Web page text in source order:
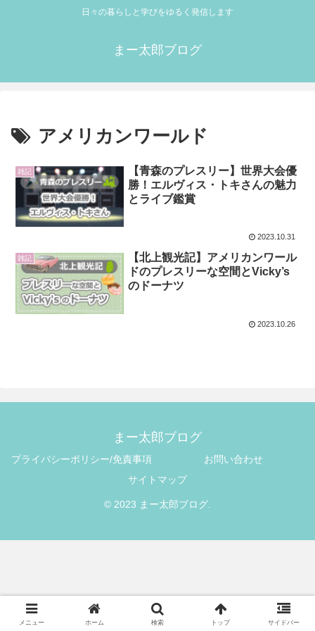
日々の暮らしと学びをゆるく発信します
まー太郎ブログ
アメリカンワールド
雑記
【青森のプレスリー】世界大会優
勝！エルヴィス・トキさんの魅力
とライブ鑑賞
2023.10.31
雑記
【北上観光記】アメリカンワール
ドのプレスリーな空間とVicky’s
のドーナツ
2023.10.26
まー太郎ブログ
プライバシーポリシー/免責事項
お問い合わせ
サイトマップ
© 2023 まー太郎ブログ.
メニュー ホーム 検索 トップ サイドバー